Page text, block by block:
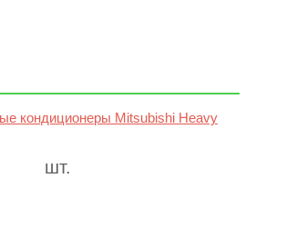
кондиционеры Mitsubishi Heavy
шт.